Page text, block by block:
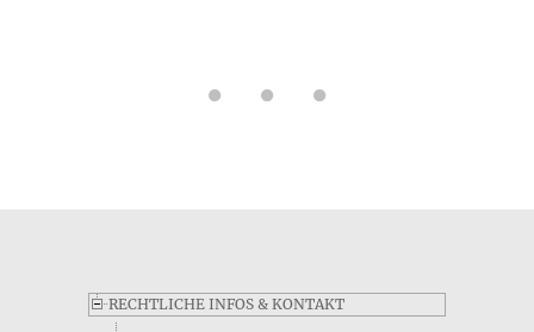
RECHTLICHE INFOS & KONTAKT